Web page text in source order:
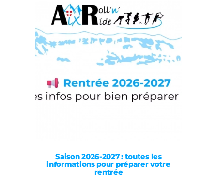
Saison 2026-2027 : toutes les
informations pour préparer votre
rentrée